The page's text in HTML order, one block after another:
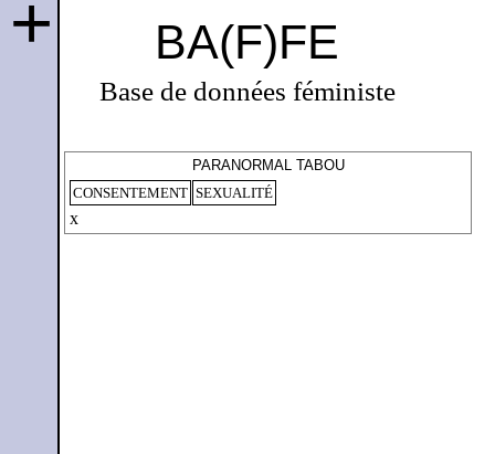
BA(F)FE
Base de données féministe
+
PARANORMAL TABOU
CONSENTEMENT SEXUALITÉ
x